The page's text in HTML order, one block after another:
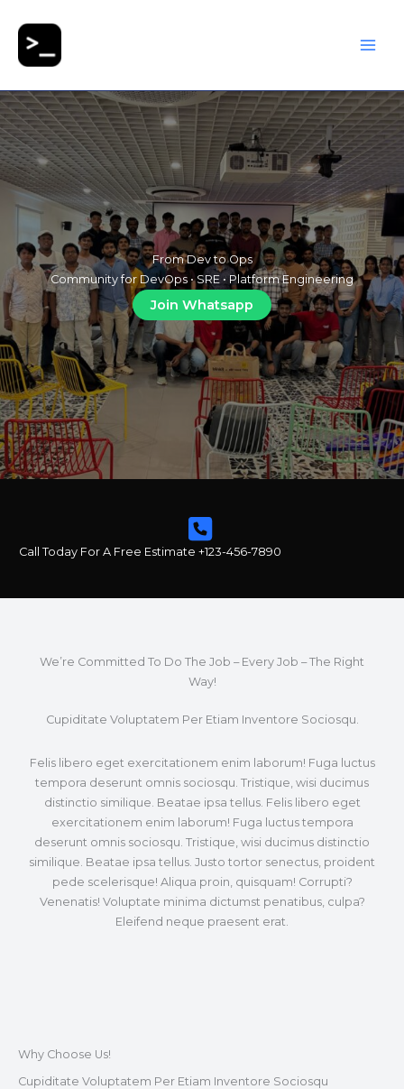
content
From Dev to Ops
Community for DevOps • SRE • Platform Engineering
Join Whatsapp
Call Today For A Free Estimate +123-456-7890
We’re Committed To Do The Job – Every Job – The Right
Way!
Cupiditate Voluptatem Per Etiam Inventore Sociosqu.
Felis libero eget exercitationem enim laborum! Fuga luctus
tempora deserunt omnis sociosqu. Tristique, wisi ducimus
distinctio similique. Beatae ipsa tellus. Felis libero eget
exercitationem enim laborum! Fuga luctus tempora
deserunt omnis sociosqu. Tristique, wisi ducimus distinctio
similique. Beatae ipsa tellus. Justo tortor senectus, proident
pede scelerisque! Aliqua proin, quisquam! Corrupti?
Venenatis! Voluptate minima dictumst penatibus, culpa?
Eleifend neque praesent erat.
Why Choose Us!​
Cupiditate Voluptatem Per Etiam Inventore Sociosqu